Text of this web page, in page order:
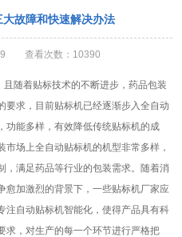
故障和快速解决办法
查看次数：10390
随着贴标技术的不断进步，药品包装
要求，目前贴标机已经逐渐步入全自动
功能多样，有效降低传统贴标机的成
场上全自动贴标机的机型非常多样，
，满足药品等行业的包装需求。随着消
愈加激烈的背景下，一些贴标机厂家应
注自动贴标机智能化，使得产品具有科
求，对生产的每一个环节进行严格把